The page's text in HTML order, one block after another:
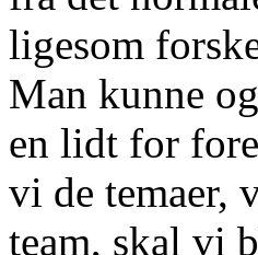
ligesom
Man kunne
en lidt for
vi de temaer,
team, skal vi